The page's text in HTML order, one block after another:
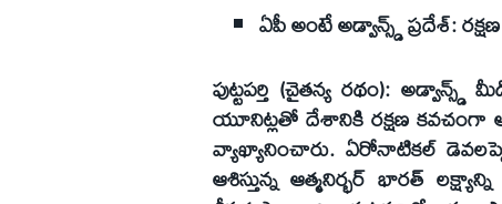
ఏపీ అంటే అడ్వాన్స్డ్ ప్రదేశ్:
పుట్టపర్తి (చైతన్య రథం):
యూనిట్లతో దేశానికి రక్షణ కవచంగా
వ్యాఖ్యానించారు. ఏరోనాటికల్
ఆశిస్తున్న ఆత్మనిర్భర్ భారత్